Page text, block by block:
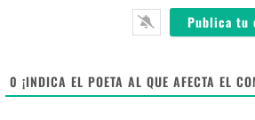
0 ¡INDICA EL POETA AL QUE AFECTA EL